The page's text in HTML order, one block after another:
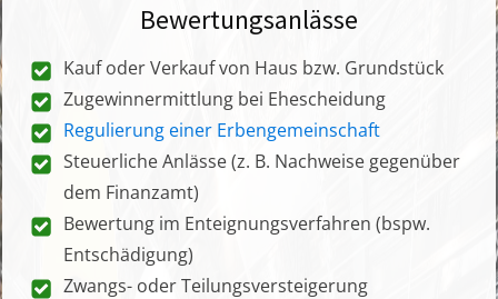
Bewertungsanlässe
Kauf oder Verkauf von Haus bzw. Grundstück
Zugewinnermittlung bei Ehescheidung
Regulierung einer Erbengemeinschaft
Steuerliche Anlässe (z. B. Nachweise gegenüber
dem Finanzamt)
Bewertung im Enteignungsverfahren (bspw.
Entschädigung)
Zwangs- oder Teilungsversteigerung